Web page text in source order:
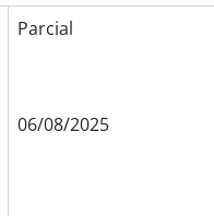
Parcial
06/08/2025